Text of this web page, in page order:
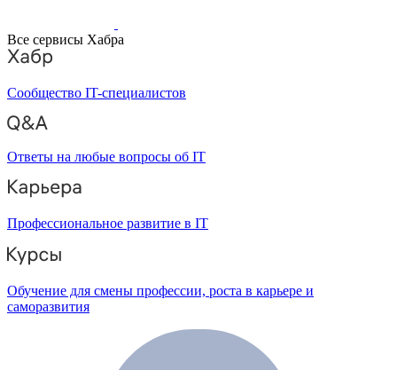
Все сервисы Хабра
Сообщество IT-специалистов
Ответы на любые вопросы об IT
Профессиональное развитие в IT
Обучение для смены профессии, роста в карьере и
саморазвития